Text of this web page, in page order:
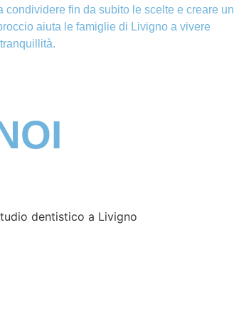
condividere fin da subito le scelte e creare un
aiuta le famiglie di Livigno a vivere